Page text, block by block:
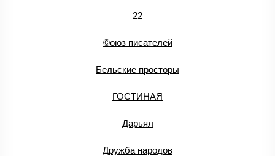
22
©оюз писателей
Бельские просторы
ГОСТИНАЯ
Дарьял
Дружба народов